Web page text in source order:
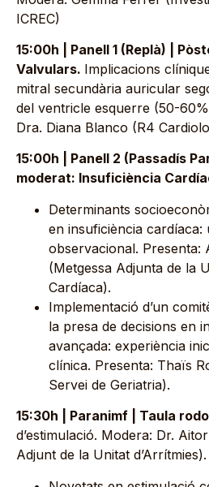
ICREC)
15:00h | Panell 1 (Replà) |
Valvulars. Implicacions
mitral secundària auricular
del ventricle esquerre (50-
Dra. Diana Blanco (R4
15:00h | Panell 2 (Passadís
moderat: Insuficiència
Determinants
en insuficiència cardíaca:
observacional. Presenta:
(Metgessa Adjunta de la
Cardíaca).
Implementació d’un
la presa de decisions en
avançada: experiència
clínica. Presenta: Thaïs
Servei de Geriatria).
15:30h | Paranimf | Taula
d’estimulació. Modera: Dr.
Adjunt de la Unitat d’Arrítmies).